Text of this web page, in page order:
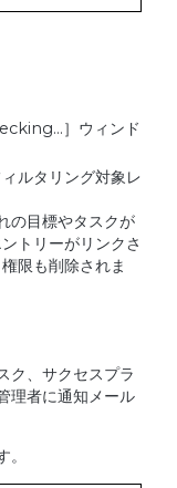
］ウィンド
ルタリング対象レ
の目標やタスクが
トリーがリンクさ
限も削除されま
ク、サクセスプラ
理者に通知メール